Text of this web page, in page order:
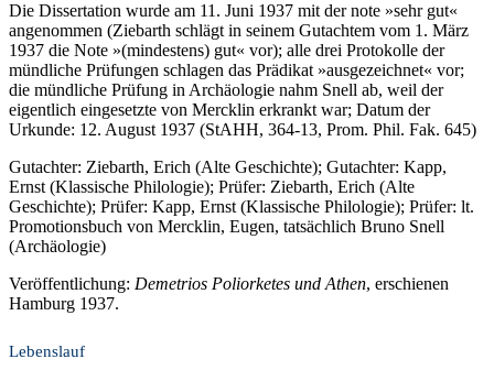
Die Dissertation wurde am 11. Juni 1937 mit der note »sehr gut«
angenommen (Ziebarth schlägt in seinem Gutachtem vom 1. März
1937 die Note »(mindestens) gut« vor); alle drei Protokolle der
mündliche Prüfungen schlagen das Prädikat »ausgezeichnet« vor;
die mündliche Prüfung in Archäologie nahm Snell ab, weil der
eigentlich eingesetzte von Mercklin erkrankt war; Datum der
Urkunde: 12. August 1937 (StAHH, 364-13, Prom. Phil. Fak. 645)
Gutachter: Ziebarth, Erich (Alte Geschichte); Gutachter: Kapp,
Ernst (Klassische Philologie); Prüfer: Ziebarth, Erich (Alte
Geschichte); Prüfer: Kapp, Ernst (Klassische Philologie); Prüfer: lt.
Promotionsbuch von Mercklin, Eugen, tatsächlich Bruno Snell
(Archäologie)
Veröffentlichung: Demetrios Poliorketes und Athen, erschienen
Hamburg 1937.
Lebenslauf